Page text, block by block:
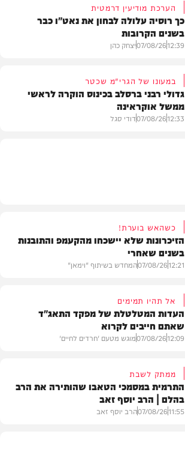
הערכת מודיעין דרמטית
כך רוסיה עלולה לבחון את נאט"ו כבר
בשנים הקרובות
12:39
07/08/26יצחק כהן
במעונו של הגרי"מ שכטר
גדולי רבני ברסלב בכינוס הוקרה לראשי
ממשל אוקראינה
12:33
07/08/26דודי סגל
כשהאש בוערת!
הזיכרונות שלא יישכחו מהקעמפ והתובנות
בשנים שאחרי
12:21
07/08/26המחדש בשיתוף "וימאן"
אל תהיו תמימים
העדות המטלטלת של מפקד התאג"ד
שאתם חייבים לקרוא
12:09
07/08/26מוגש מטעם 'חרדים לחיים'
ממתק לשבת
התרמית במסמכי הטאבו שהותירה את הרב
בהלם | הרב יוסף זאב
11:55
07/08/26הרב יוסף זאב